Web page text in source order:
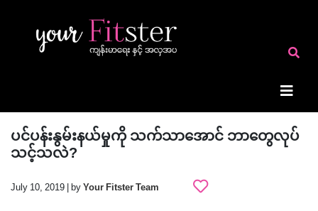
ပင်ပန်းနွမ်းနယ်မှုကို သက်သာအောင် ဘာတွေလုပ်
သင့်သလဲ?
July 10, 2019 | byYour Fitster Team